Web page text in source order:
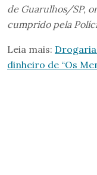
de Guarulhos/SP,
cumprido pela
Leia mais:
dinheiro de “Os